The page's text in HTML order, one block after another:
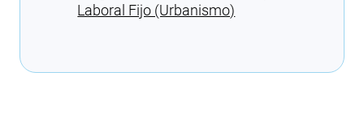
Laboral Fijo (Urbanismo)